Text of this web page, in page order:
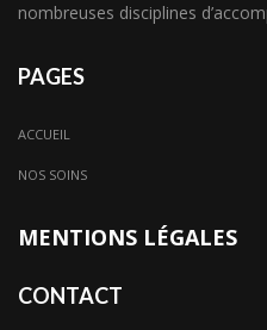
nombreuses disciplines
PAGES
ACCUEIL
NOS SOINS
MENTIONS LÉGALES
CONTACT